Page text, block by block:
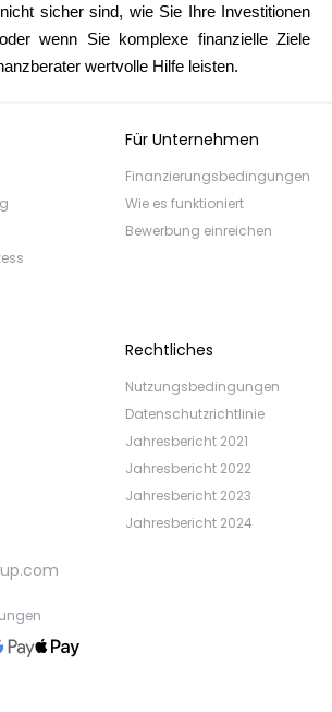
sicher sind, wie Sie Ihre Investitionen
wenn Sie komplexe finanzielle Ziele
wertvolle Hilfe leisten.
Für Unternehmen
Finanzierungsbedingungen
Wie es funktioniert
Bewerbung einreichen
Rechtliches
Nutzungsbedingungen
Datenschutzrichtlinie
Jahresbericht 2021
Jahresbericht 2022
Jahresbericht 2023
Jahresbericht 2024